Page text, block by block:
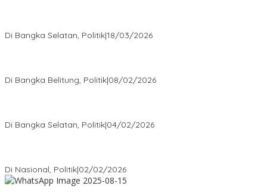
Di Bangka Selatan, Politik|18/03/2026
Di Bangka Belitung, Politik|08/02/2026
Di Bangka Selatan, Politik|04/02/2026
Di Nasional, Politik|02/02/2026